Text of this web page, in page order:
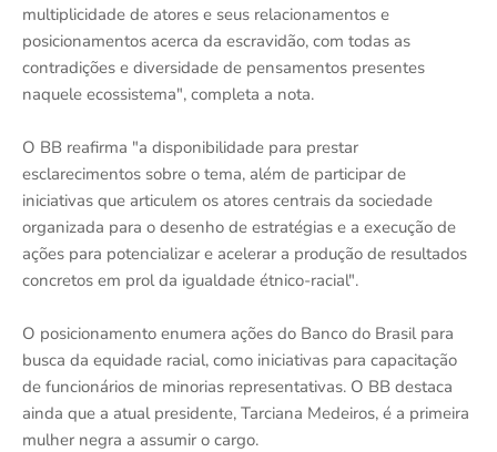
multiplicidade de atores e seus relacionamentos e
posicionamentos acerca da escravidão, com todas as
contradições e diversidade de pensamentos presentes
naquele ecossistema", completa a nota.
O BB reafirma "a disponibilidade para prestar
esclarecimentos sobre o tema, além de participar de
iniciativas que articulem os atores centrais da sociedade
organizada para o desenho de estratégias e a execução de
ações para potencializar e acelerar a produção de resultados
concretos em prol da igualdade étnico-racial".
O posicionamento enumera ações do Banco do Brasil para
busca da equidade racial, como iniciativas para capacitação
de funcionários de minorias representativas. O BB destaca
ainda que a atual presidente, Tarciana Medeiros, é a primeira
mulher negra a assumir o cargo.